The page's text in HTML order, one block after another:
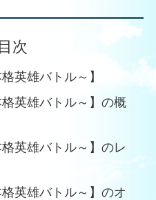
目次
英雄バトル～】
格英雄バトル～】の概
格英雄バトル～】のレ
格英雄バトル～】のオ